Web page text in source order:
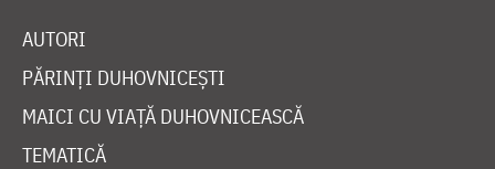
AUTORI
PĂRINȚI DUHOVNICEȘTI
MAICI CU VIAȚĂ DUHOVNICEASCĂ
TEMATICĂ